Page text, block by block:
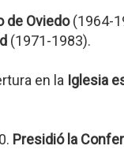
de Oviedo(1964-
(1971-1983).
en la Iglesia
Presidió la